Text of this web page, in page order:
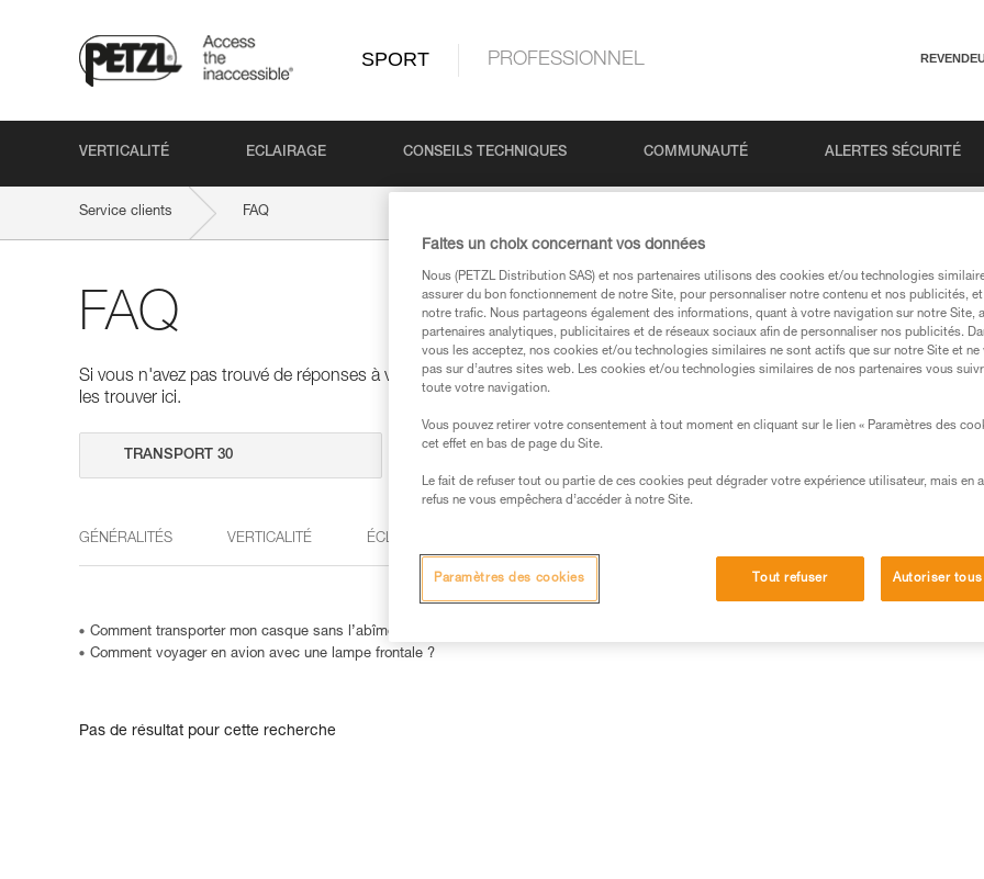
SPORT PROFESSIONNEL
VERTICALITÉ ECLAIRAGE CONSEILS TECHNIQUES COMMUNAUTÉ ALERTES SÉCURITÉ
Service clients FAQ
FAQ
Si vous n'avez pas trouvé de réponses à vos questions dans nos pages produits et techniques, vous devriez
les trouver ici.
Effectuer votre recherche
GÉNÉRALITÉS VERTICALITÉ ÉCLAIRAGE
Comment transporter mon casque sans l’abîmer ?
Comment voyager en avion avec une lampe frontale ?
Pas de résultat pour cette recherche
Faites un choix concernant vos données
Nous (PETZL Distribution SAS) et nos partenaires utilisons des cookies et/ou technologies
assurer du bon fonctionnement de notre Site, pour personnaliser notre contenu et nos publicités,
notre trafic. Nous partageons également des informations, quant à votre navigation sur notre Site,
partenaires analytiques, publicitaires et de réseaux sociaux afin de personnaliser nos publicités.
vous les acceptez, nos cookies et/ou technologies similaires ne sont actifs que sur notre Site et ne
pas sur d’autres sites web. Les cookies et/ou technologies similaires de nos partenaires vous
toute votre navigation.
Vous pouvez retirer votre consentement à tout moment en cliquant sur le lien « Paramètres des
cet effet en bas de page du Site.
Le fait de refuser tout ou partie de ces cookies peut dégrader votre expérience utilisateur, mais en
refus ne vous empêchera d’accéder à notre Site.
Tout refuser Autoriser
Paramètres des cookies